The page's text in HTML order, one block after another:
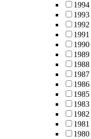
1994
1993
1992
1991
1990
1989
1988
1987
1986
1985
1983
1982
1981
1980